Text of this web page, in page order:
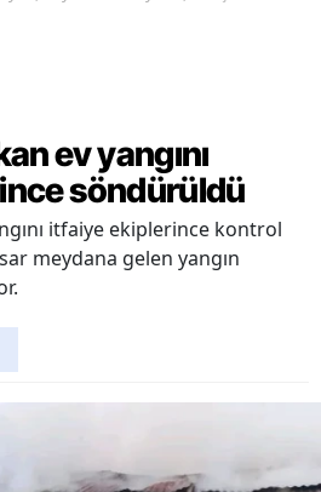
ev yangını
söndürüldü
itfaiye ekiplerince kontrol
meydana gelen yangın